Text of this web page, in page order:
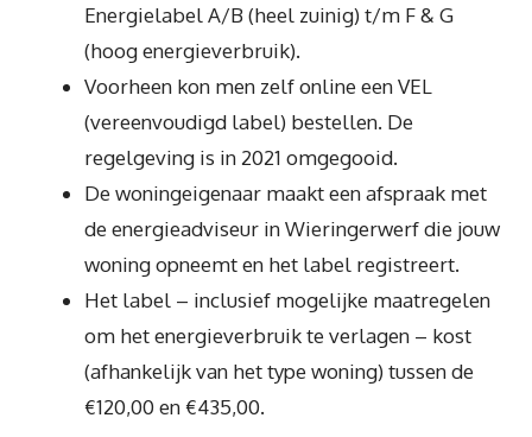
Energielabel A/B (heel zuinig) t/m F & G
(hoog energieverbruik).
Voorheen kon men zelf online een VEL
(vereenvoudigd label) bestellen. De
regelgeving is in 2021 omgegooid.
De woningeigenaar maakt een afspraak met
de energieadviseur in Wieringerwerf die jouw
woning opneemt en het label registreert.
Het label – inclusief mogelijke maatregelen
om het energieverbruik te verlagen – kost
(afhankelijk van het type woning) tussen de
€120,00 en €435,00.